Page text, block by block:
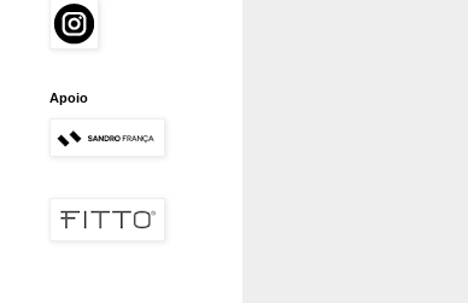
Apoio